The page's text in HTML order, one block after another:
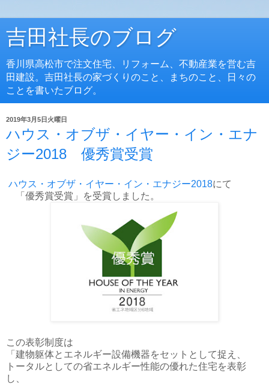
吉田社長のブログ
香川県高松市で注文住宅、リフォーム、不動産業を営む吉
田建設。吉田社長の家づくりのこと、まちのこと、日々の
ことを書いたブログ。
2019年3月5日火曜日
ハウス・オブザ・イヤー・イン・エナ
ジー2018 優秀賞受賞
ハウス・オブザ・イヤー・イン・エナジー2018にて
「優秀賞受賞」を受賞しました。
この表彰制度は
「建物躯体とエネルギー設備機器をセットとして捉え、
トータルとしての省エネルギー性能の優れた住宅を表彰
し、